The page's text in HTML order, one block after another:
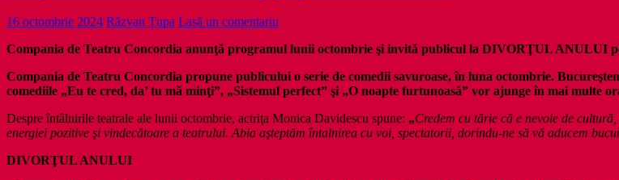
16 octombrie 2024 Răzvan Țupa Lasă un comentariu
Compania de Teatru Concordia anunţă programul lunii octombrie şi invită publicul la DIVORŢUL ANULUI
Compania de Teatru Concordia propune publicului o serie de comedii savuroase, în luna octombrie.
comediile „Eu te cred, da’ tu mă minţi”, „Sistemul perfect” şi „O noapte furtunoasă” vor ajunge în mai multe
Despre întâlnirile teatrale ale lunii octombrie, actriţa Monica Davidescu spune: „Credem cu tărie că e nevoie de
energiei pozitive şi vindecătoare a teatrului. Abia aşteptăm întalnirea cu voi, spectatorii, dorindu-ne să vă aducem
DIVORŢUL ANULUI